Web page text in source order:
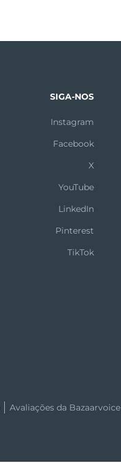
SIGA-NOS
Instagram
Facebook
X
YouTube
LinkedIn
Pinterest
TikTok
Avaliações da Bazaarvoice